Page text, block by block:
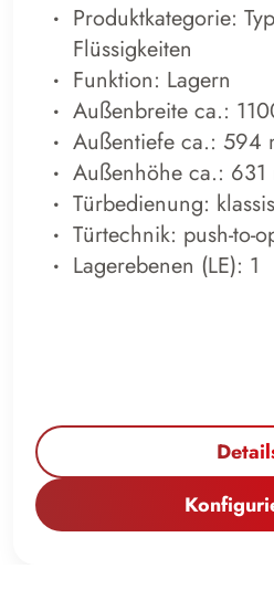
Produktkategorie:
Flüssigkeiten
Funktion: Lagern
Außenbreite ca.:
Außentiefe ca.: 594
Außenhöhe ca.: 631
Türbedienung:
Türtechnik: push-to-
Lagerebenen (LE): 1